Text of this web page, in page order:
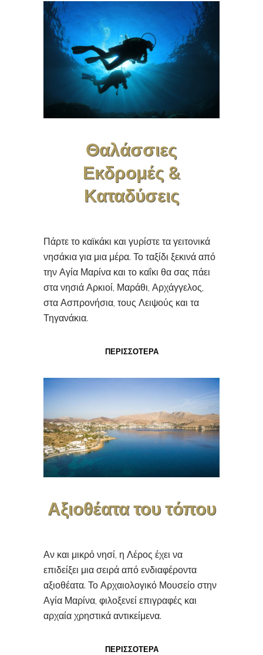
Θαλάσσιες
Εκδρομές &
Καταδύσεις
Πάρτε το καϊκάκι και γυρίστε τα γειτονικά
νησάκια για μια μέρα. Το ταξίδι ξεκινά από
την Αγία Μαρίνα και το καΐκι θα σας πάει
στα νησιά Αρκιοί, Μαράθι, Αρχάγγελος,
στα Ασπρονήσια, τους Λειψούς και τα
Τηγανάκια.
ΠΕΡΙΣΣΟΤΕΡΑ
Αξιοθέατα του τόπου
Αν και μικρό νησί, η Λέρος έχει να
επιδείξει μια σειρά από ενδιαφέροντα
αξιοθέατα. Το Αρχαιολογικό Μουσείο στην
Αγία Μαρίνα, φιλοξενεί επιγραφές και
αρχαία χρηστικά αντικείμενα.
ΠΕΡΙΣΣΟΤΕΡΑ